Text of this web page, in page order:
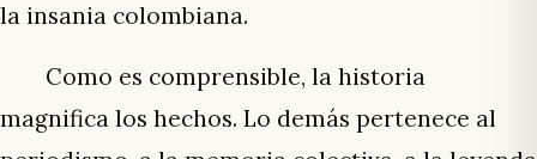
la insania colombiana.
Como es comprensible, la historia
magnifica los hechos. Lo demás pertenece al